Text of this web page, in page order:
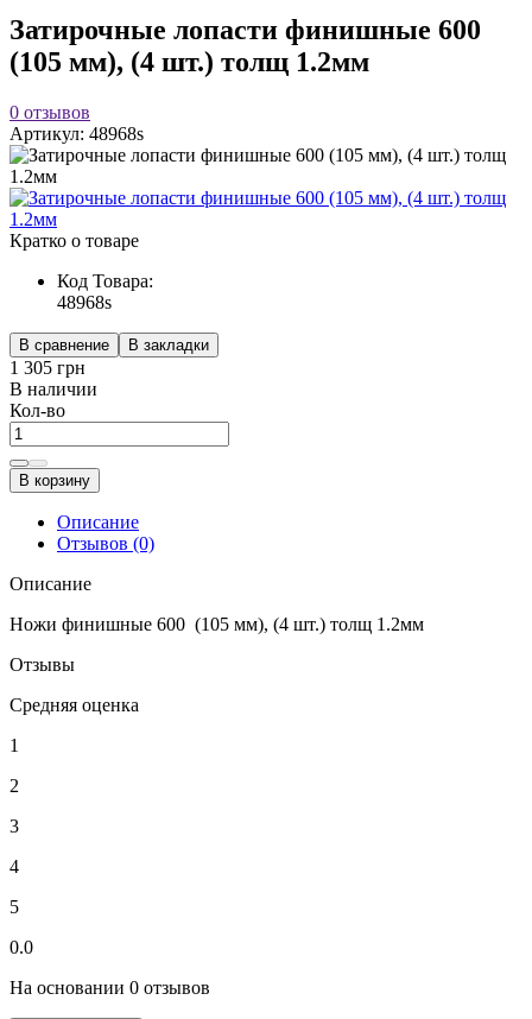
Затирочные лопасти финишные 600
(105 мм), (4 шт.) толщ 1.2мм
0 отзывов
Артикул: 48968s
Кратко о товаре
Код Товара:
48968s
В сравнение В закладки
1 305 грн
В наличии
Кол-во
В корзину
Описание
Отзывов (0)
Описание
Ножи финишные 600 (105 мм), (4 шт.) толщ 1.2мм
Отзывы
Средняя оценка
1
2
3
4
5
0.0
На основании 0 отзывов